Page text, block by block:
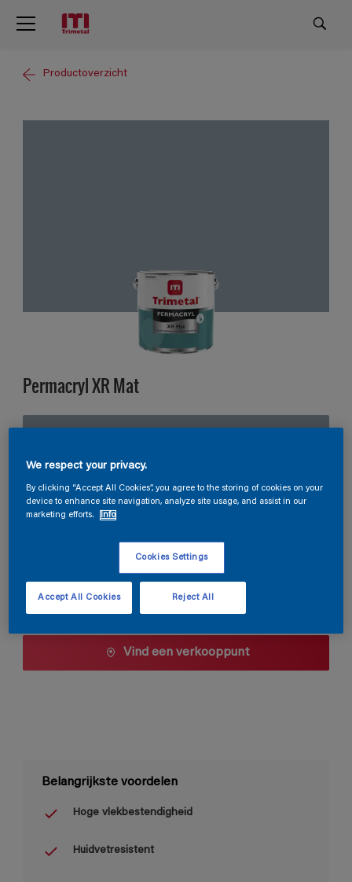
Productoverzicht
Permacryl XR Mat
Verpakkingsgrootte
0,5 L
Bereken
Vind een verkooppunt
Belangrijkste voordelen
Hoge vlekbestendigheid
Huidvetresistent
We respect your privacy.
By clicking “Accept All Cookies”, you agree to the storing of cookies on your
device to enhance site navigation, analyze site usage, and assist in our
marketing efforts.
Info
Cookies Settings
Reject All
Accept All Cookies